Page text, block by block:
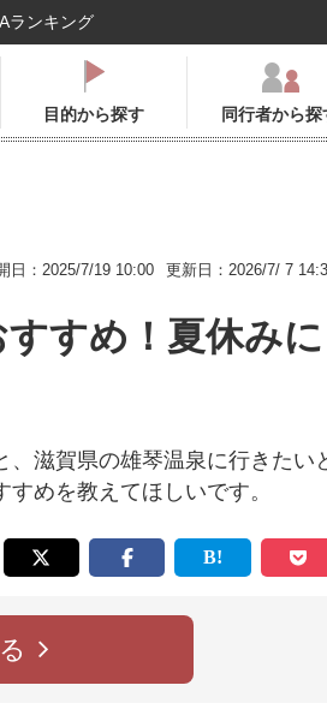
ランキング
目的から探す 同行者から探
日：2025/7/19 10:00 更新日：2026/7/ 7
すめ！夏休みに
、滋賀県の雄琴温泉に行きたい
めを教えてほしいです。